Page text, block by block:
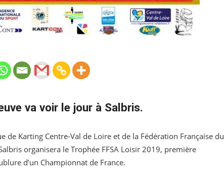
va voir le jour à Salbris.
de Karting Centre-Val de Loire et de la Fédération Française du
organisera le Trophée FFSA Loisir 2019, première
d’un Championnat de France.